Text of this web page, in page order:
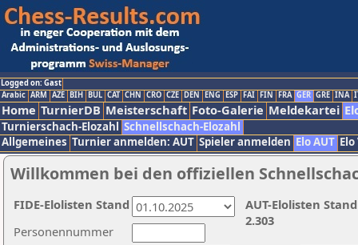
Logged on: Gast
Arabic ARM AZE BIH BUL CAT CHN CRO CZE DEN ENG ESP FAI FIN FRA GER GRE INA
Home TurnierDB Meisterschaft Foto-Galerie Meldekartei
Turnierschach-Elozahl Schnellschach-Elozahl
Allgemeines Turnier anmelden: AUT Spieler anmelden Elo AUT
Willkommen bei den offiziellen
Personennummer
AUT-Elolisten
2.303
FIDE-Elolisten Stand